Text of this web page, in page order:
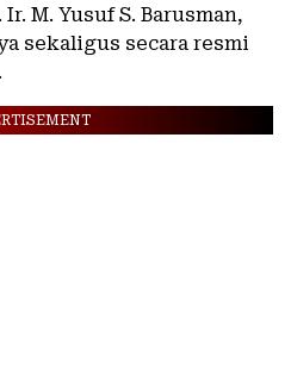
M. Yusuf S. Barusman,
sekaligus secara resmi